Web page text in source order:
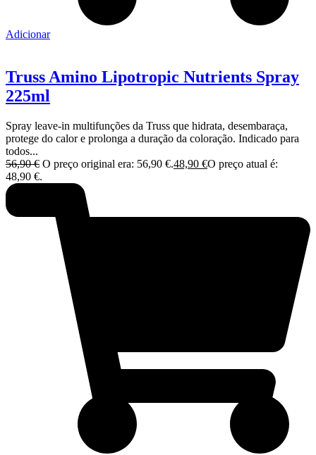
Adicionar
Truss Amino Lipotropic Nutrients Spray
225ml
Spray leave-in multifunções da Truss que hidrata, desembaraça,
protege do calor e prolonga a duração da coloração. Indicado para
todos...
56,90€ O preço original era: 56,90 €.48,90 €O preço atual é:
48,90 €.